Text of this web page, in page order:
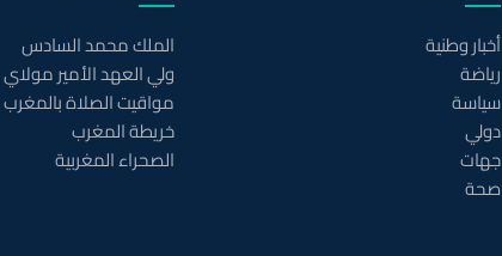
أخبار وطنية
رياضة
سياسة
دولي
جهات
صحة
الملك محمد السادس
ولي العهد الأمير
مواقيت الصلاة بالمغرب
خريطة المغرب
الصحراء المغربية